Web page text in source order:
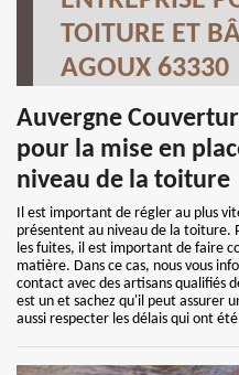
TOITURE ET
AGOUX 63330
Auvergne
pour la mise en
niveau de la toiture
Il est important de régler au plus
présentent au niveau de la toiture.
les fuites, il est important de faire
matière. Dans ce cas, nous vous
contact avec des artisans qualifiés
est un et sachez qu'il peut assurer
aussi respecter les délais qui ont